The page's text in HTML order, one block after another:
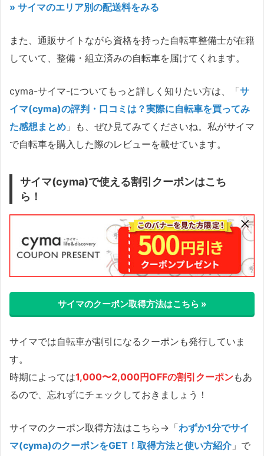
» サイマのエリア別の配送料をみる
また、通販サイトながら資格を持った自転車整備士が在籍
していて、整備・組立済みの自転車を届けてくれます。
cyma-サイマ-についてもっと詳しく知りたい方は、「サ
イマ(cyma)の評判・口コミは？実際に自転車を買ってみ
た感想まとめ 」も、ぜひ見てみてくださいね。私がサイマ
で自転車を購入した際のレビューを載せています。
サイマ(cyma)で使える割引クーポンはこち
ら！
サイマのクーポン取得方法はこちら »
サイマでは自転車が割引になるクーポンも発行していま
す。
時期によっては1,000〜2,000円OFFの割引クーポンもあ
るので、忘れずにチェックしておきましょう！
サイマのクーポン取得方法はこちら→「わずか1分でサイ
マ(cyma)のクーポンをGET！取得方法と使い方紹介」で